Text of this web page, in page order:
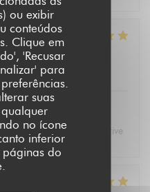
ou exibir
conteúdos
Clique em
'Recusar
para
suas
no ícone
inferior
do
5/5 quality_price
l'ambiance et la
cette belle soirée gustative